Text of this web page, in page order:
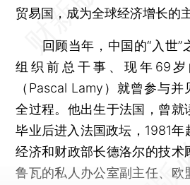
贸易国，成为全球经济增长的
回顾当年，中国的“入世”
组织前总干事、现年69
（Pascal Lamy）就曾参与并
全过程。他出生于法国，曾就
毕业后进入法国政坛，1981
经济和财政部长德洛尔的技术
鲁瓦的私人办公室副主任、欧